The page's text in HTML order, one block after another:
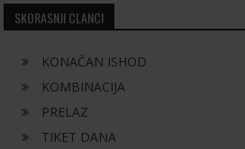
SKORASNJI CLANCI
KONAČAN ISHOD
KOMBINACIJA
PRELAZ
TIKET DANA